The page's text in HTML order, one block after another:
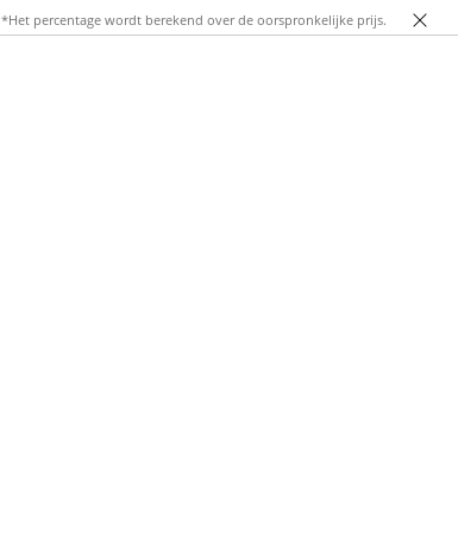
*Het percentage wordt berekend over de oorspronkelijke prijs.